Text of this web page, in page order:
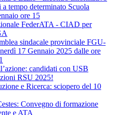
tempo determinato Scuola
ore 15
FederATA - CIAD per
sindacale provinciale FGU-
17 Gennaio 2025 dalle ore
candidati con USB
RSU 2025!
e Ricerca: sciopero del 10
Convegno di formazione
e ATA